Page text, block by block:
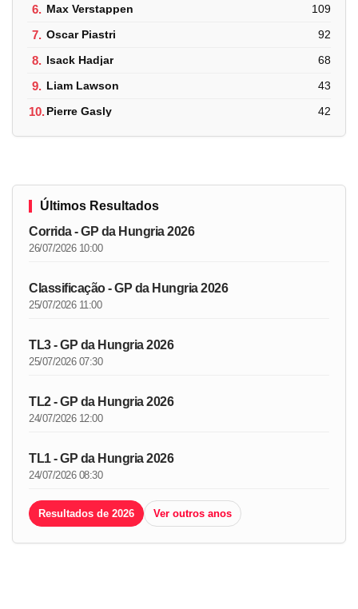
6. Max Verstappen 109
7. Oscar Piastri 92
8. Isack Hadjar 68
9. Liam Lawson 43
10.Pierre Gasly 42
Últimos Resultados
Corrida - GP da Hungria 2026
26/07/2026 10:00
Classificação - GP da Hungria 2026
25/07/2026 11:00
TL3 - GP da Hungria 2026
25/07/2026 07:30
TL2 - GP da Hungria 2026
24/07/2026 12:00
TL1 - GP da Hungria 2026
24/07/2026 08:30
Resultados de 2026 Ver outros anos